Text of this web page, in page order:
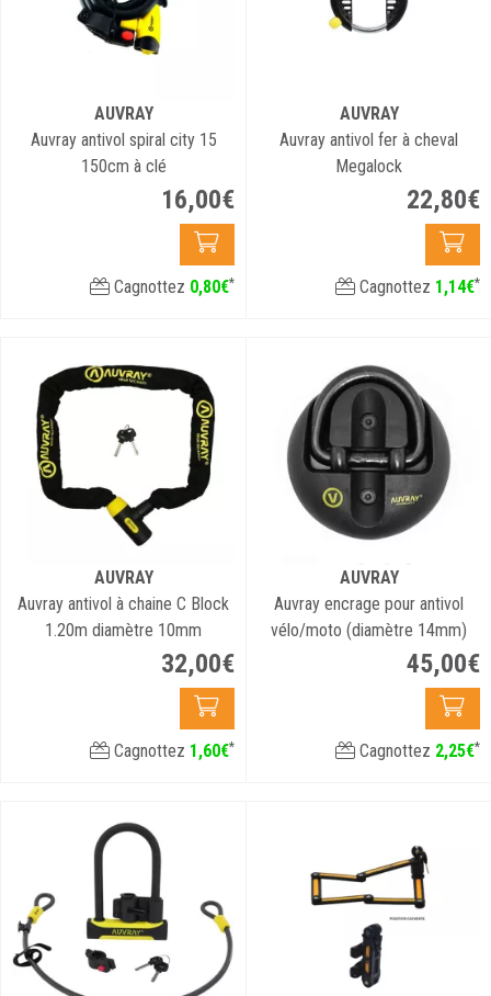
AUVRAY
Auvray antivol spiral city 15
150cm à clé
16,00€
Cagnottez 0,80€*
AUVRAY
Auvray antivol fer à cheval
Megalock
22,80€
Cagnottez 1,14€*
AUVRAY
Auvray antivol à chaine C Block
1.20m diamètre 10mm
32,00€
Cagnottez 1,60€*
AUVRAY
Auvray encrage pour antivol
vélo/moto (diamètre 14mm)
45,00€
Cagnottez 2,25€*